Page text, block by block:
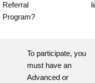
Referral
Program?
To participate, you
must have an
Advanced or